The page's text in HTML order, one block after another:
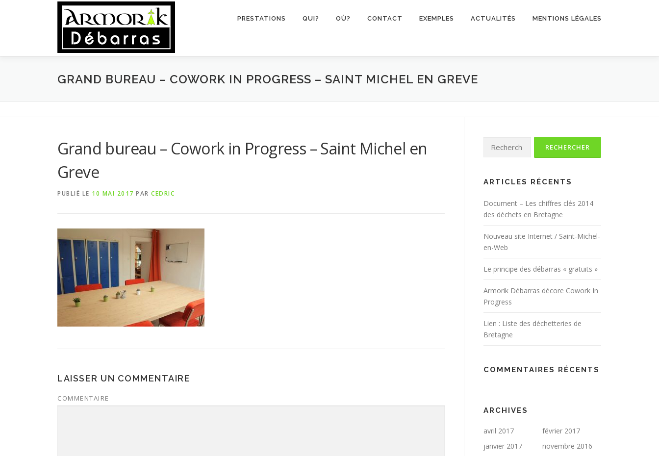
PRESTATIONS QUI? OÙ? CONTACT EXEMPLES ACTUALITÉS MENTIONS LÉGALES
GRAND BUREAU – COWORK IN PROGRESS – SAINT MICHEL EN GREVE
Grand bureau – Cowork in Progress – Saint Michel en
Greve
PUBLIÉ LE 10 MAI 2017 PAR CEDRIC
LAISSER UN COMMENTAIRE
COMMENTAIRE
ARTICLES RÉCENTS
Document – Les chiffres clés 2014
des déchets en Bretagne
Nouveau site Internet / Saint-Michel-
en-Web
Le principe des débarras « gratuits »
Armorik Débarras décore Cowork In
Progress
Lien : Liste des déchetteries de
Bretagne
COMMENTAIRES RÉCENTS
ARCHIVES
avril 2017
février 2017
janvier 2017
novembre 2016